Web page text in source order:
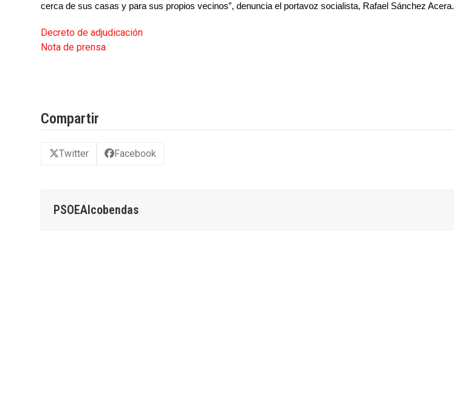
cerca de sus casas y para sus propios vecinos”, denuncia el portavoz socialista, Rafael Sánchez Acera.
Decreto de adjudicación
Nota de prensa
Compartir
Twitter Facebook
PSOEAlcobendas